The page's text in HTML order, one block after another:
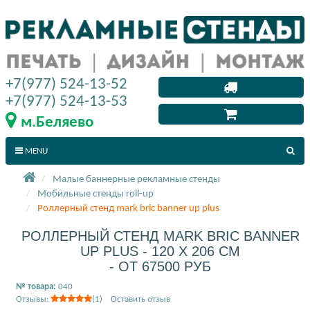
Малые баннерные рекламные стенды
Мобильные стенды roll-up
Роллерный стенд mark bric banner up plus
РОЛЛЕРНЫЙ СТЕНД MARK BRIC BANNER
UP PLUS - 120 X 206 СМ
- ОТ 67500 РУБ
№ товара: 040
Отзывы:
(1) Оставить отзыв
+7(977) 524-13-52
+7(977) 524-13-53
м.Беляево
MENU